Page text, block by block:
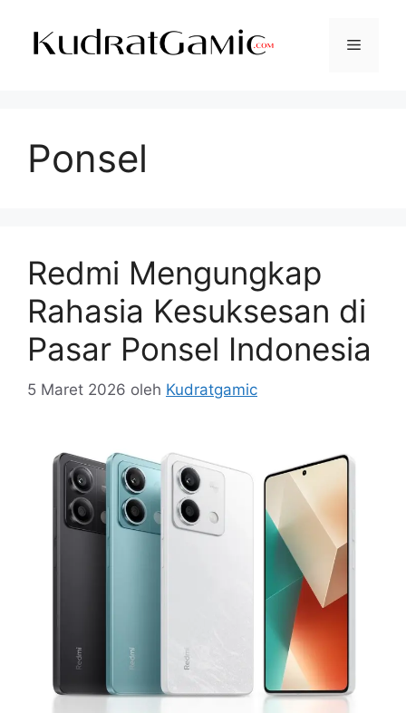
Menu
Ponsel
Redmi Mengungkap
Rahasia Kesuksesan di
Pasar Ponsel Indonesia
5 Maret 2026 oleh Kudratgamic